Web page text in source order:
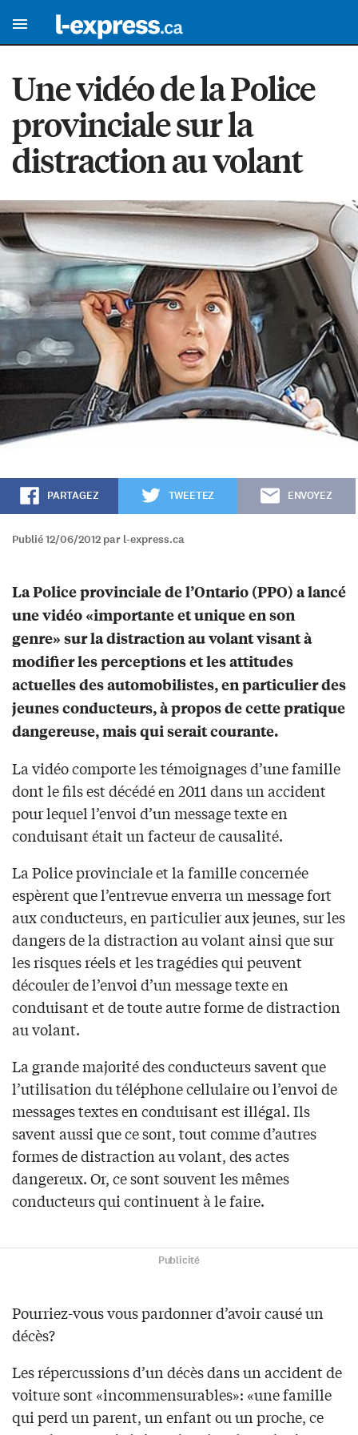
Une vidéo de la Police
provinciale sur la
distraction au volant
PARTAGEZ TWEETEZ ENVOYEZ
Publié 12/06/2012 par l-express.ca
La Police provinciale de l’Ontario (PPO) a lancé
une vidéo «importante et unique en son
genre» sur la distraction au volant visant à
modifier les perceptions et les attitudes
actuelles des automobilistes, en particulier des
jeunes conducteurs, à propos de cette pratique
dangereuse, mais qui serait courante.
La vidéo comporte les témoignages d’une famille
dont le fils est décédé en 2011 dans un accident
pour lequel l’envoi d’un message texte en
conduisant était un facteur de causalité.
La Police provinciale et la famille concernée
espèrent que l’entrevue enverra un message fort
aux conducteurs, en particulier aux jeunes, sur les
dangers de la distraction au volant ainsi que sur
les risques réels et les tragédies qui peuvent
découler de l’envoi d’un message texte en
conduisant et de toute autre forme de distraction
au volant.
La grande majorité des conducteurs savent que
l’utilisation du téléphone cellulaire ou l’envoi de
messages textes en conduisant est illégal. Ils
savent aussi que ce sont, tout comme d’autres
formes de distraction au volant, des actes
dangereux. Or, ce sont souvent les mêmes
conducteurs qui continuent à le faire.
Publicité
Pourriez-vous vous pardonner d’avoir causé un
décès?
Les répercussions d’un décès dans un accident de
voiture sont «incommensurables»: «une famille
qui perd un parent, un enfant ou un proche, ce